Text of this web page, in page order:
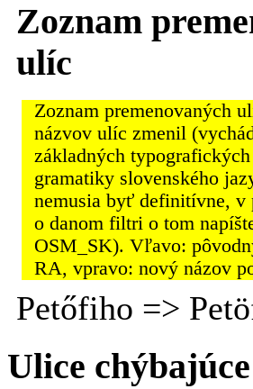
Zoznam
ulíc
Zoznam premenovaných
názvov ulíc zmenil
základných
gramatiky slovenského
nemusia byť definitívne, v
o danom filtri o tom
OSM_SK). Vľavo:
RA, vpravo: nový názov
Petőfiho =>
Ulice